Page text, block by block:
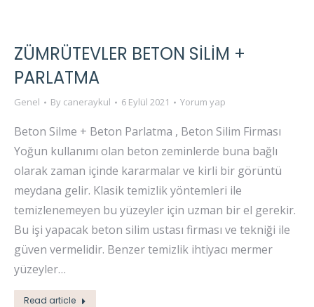
ZÜMRÜTEVLER BETON SİLİM +
PARLATMA
Genel By caneraykul 6 Eylül 2021 Yorum yap
Beton Silme + Beton Parlatma , Beton Silim Firması
Yoğun kullanımı olan beton zeminlerde buna bağlı
olarak zaman içinde kararmalar ve kirli bir görüntü
meydana gelir. Klasik temizlik yöntemleri ile
temizlenemeyen bu yüzeyler için uzman bir el gerekir.
Bu işi yapacak beton silim ustası firması ve tekniği ile
güven vermelidir. Benzer temizlik ihtiyacı mermer
yüzeyler…
Read article